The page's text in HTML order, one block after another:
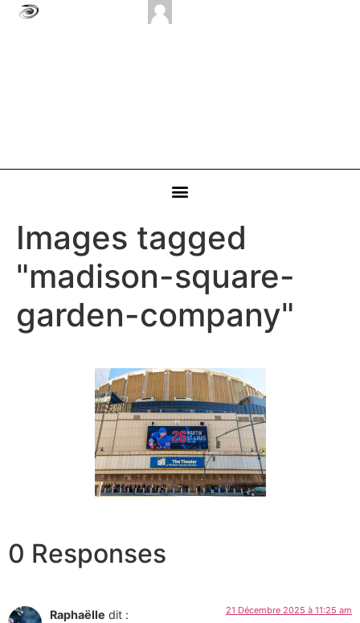
Images tagged
"madison-square-
garden-company"
0 Responses
Raphaëlle dit : 21 Décembre 2025 à 11:25 am